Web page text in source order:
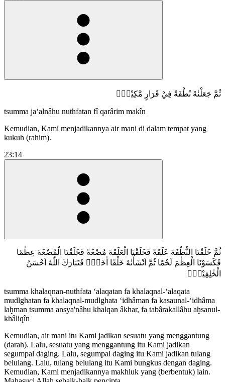
ثُمَّ جَعَلْنٰهُ نُطْفَةً فِيْ قَرَارٍ مَّكِيْنٍۖ
tsumma ja‘alnâhu nuthfatan fî qarârim makîn
Kemudian, Kami menjadikannya air mani di dalam tempat yang
kukuh (rahim).
23:14
ثُمَّ خَلَقْنَا النُّطْفَةَ عَلَقَةً فَخَلَقْنَا الْعَلَقَةَ مُضْغَةً فَخَلَقْنَا الْمُضْغَةَ عِظٰمًا
فَكَسَوْنَا الْعِظٰمَ لَحْمًا ثُمَّ اَنْشَأْنٰهُ خَلْقًا اٰخَرَۗ فَتَبَارَكَ اللّٰهُ اَحْسَنُ
الْخٰلِقِيْنَۗ
tsumma khalaqnan-nuthfata ‘alaqatan fa khalaqnal-‘alaqata
mudlghatan fa khalaqnal-mudlghata ‘idhâman fa kasaunal-‘idhâma
laḫman tsumma ansya'nâhu khalqan âkhar, fa tabârakallâhu aḫsanul-
khâliqîn
Kemudian, air mani itu Kami jadikan sesuatu yang menggantung
(darah). Lalu, sesuatu yang menggantung itu Kami jadikan
segumpal daging. Lalu, segumpal daging itu Kami jadikan tulang
belulang. Lalu, tulang belulang itu Kami bungkus dengan daging.
Kemudian, Kami menjadikannya makhluk yang (berbentuk) lain.